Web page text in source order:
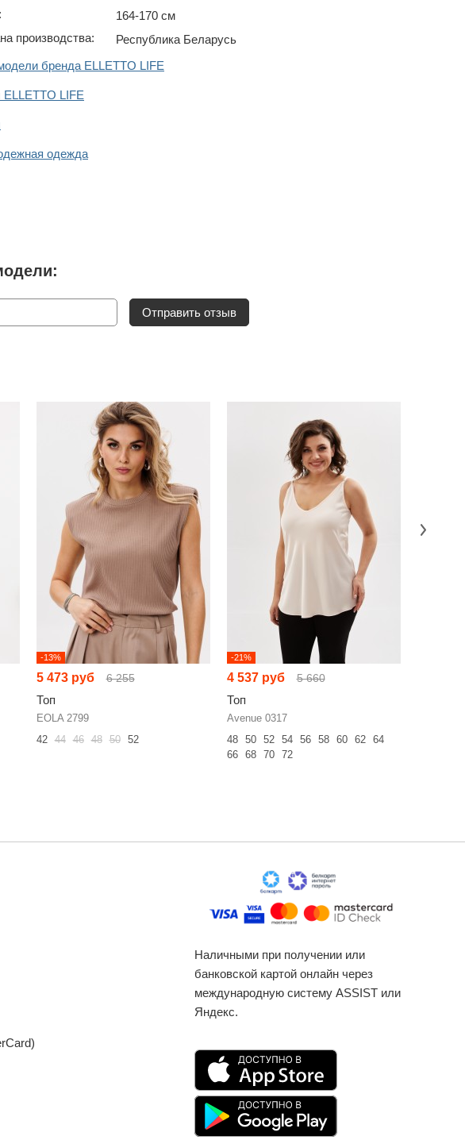
164-170 см
производства:
Республика Беларусь
бренда ELLETTO LIFE
LIFE
одежда
Отправить отзыв
-13%
5 473 руб 6 255
Топ
EOLA 2799
42 44 46 48 50 52
-21%
4 537 руб 5 660
Топ
Avenue 0317
48
50 52 54 56 58 60 62
64
66
68 70 72
Наличными при получении или
банковской картой онлайн через
международную систему ASSIST или
Яндекс.